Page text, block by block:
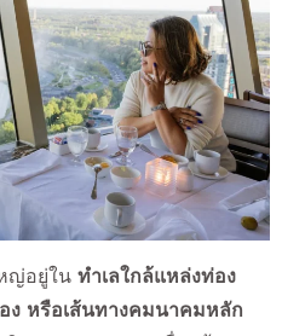
ญ่อยู่ใน ทำเลใกล้แหล่งท่อง
ง หรือเส้นทางคมนาคมหลัก